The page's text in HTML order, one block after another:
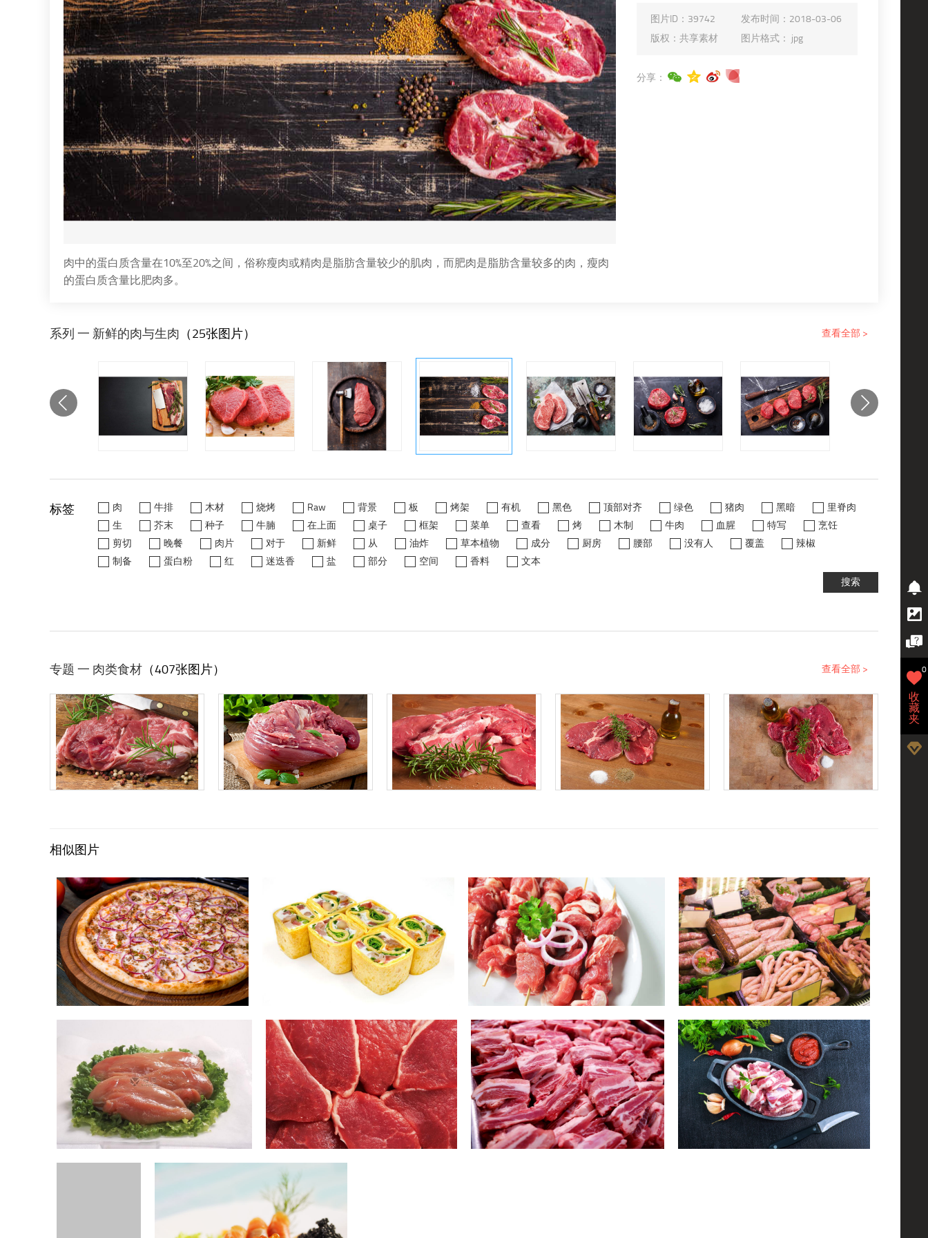
肉中的蛋白质含量在10%至20%之间，俗称瘦肉或精肉是脂肪含量较少的肌肉，而肥肉是脂肪含量较多的肉，瘦肉
的蛋白质含量比肥肉多。
图片ID： 39742 发布时间： 2018-03-06
版权： 共享素材 图片格式： jpg
分享：
系列 一 新鲜的肉与生肉 （25张图片） 查看全部 >
标签 肉 牛排 木材 烧烤 Raw 背景 板 烤架 有机 黑色 顶部对齐 绿色 猪肉 黑暗
里脊肉
生
芥末 种子 牛腩 在上面 桌子 框架 菜单 查看 烤 木制 牛肉 血腥 特写
烹饪
剪切
晚餐 肉片 对于 新鲜 从 油炸 草本植物 成分 厨房 腰部 没有人 覆盖
辣椒
制备
蛋白粉 红 迷迭香 盐 部分 空间 香料
文本
搜索
专题 一 肉类食材 （407张图片） 查看全部 >
相似图片
收
藏
夹
0